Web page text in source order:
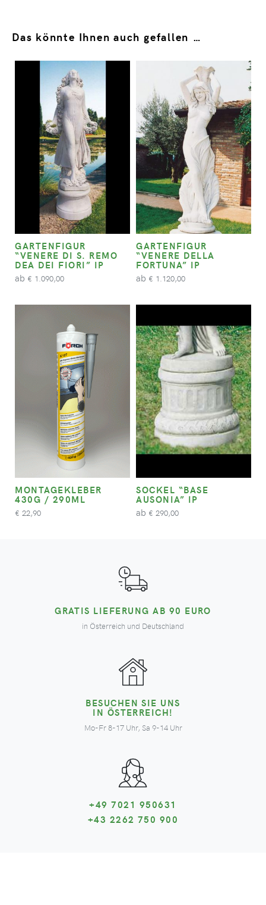
Das könnte Ihnen auch gefallen …
GARTENFIGUR
“VENERE DI S. REMO
DEA DEI FIORI” IP
ab € 1.090,00
GARTENFIGUR
“VENERE DELLA
FORTUNA” IP
ab € 1.120,00
MONTAGEKLEBER
430G / 290ML
€ 22,90
SOCKEL “BASE
AUSONIA” IP
ab € 290,00
GRATIS LIEFERUNG AB 90 EURO
in Österreich und Deutschland
BESUCHEN SIE UNS
IN ÖSTERREICH!
Mo-Fr 8-17 Uhr, Sa 9-14 Uhr
+49 7021 950631
+43 2262 750 900